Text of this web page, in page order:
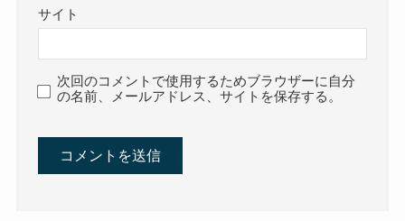
サイト
次回のコメントで使用するためブラウザーに自分
の名前、メールアドレス、サイトを保存する。